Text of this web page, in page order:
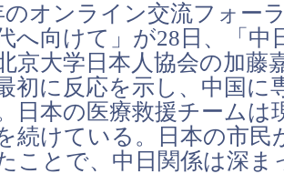
のオンライン交流フォー
へ向けて」が28日、「中
京大学日本人協会の加藤
初に反応を示し、中国に
日本の医療救援チームは
続けている。日本の市民
ことで、中日関係は深ま